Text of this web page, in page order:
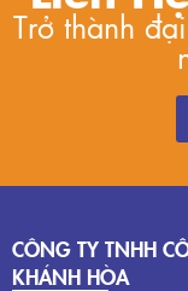
Trở thành
CÔNG TY TNHH
KHÁNH HÒA